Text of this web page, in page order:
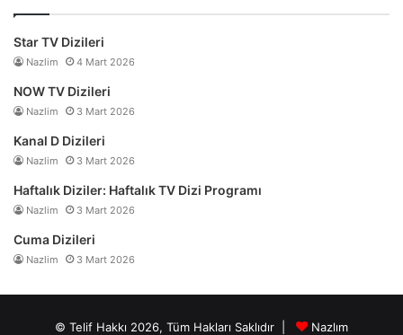
Star TV Dizileri
Nazlim 4 Mart 2026
NOW TV Dizileri
Nazlim 3 Mart 2026
Kanal D Dizileri
Nazlim 3 Mart 2026
Haftalık Diziler: Haftalık TV Dizi Programı
Nazlim 3 Mart 2026
Cuma Dizileri
Nazlim 3 Mart 2026
© Telif Hakkı 2026, Tüm Hakları Saklıdır | Nazlım